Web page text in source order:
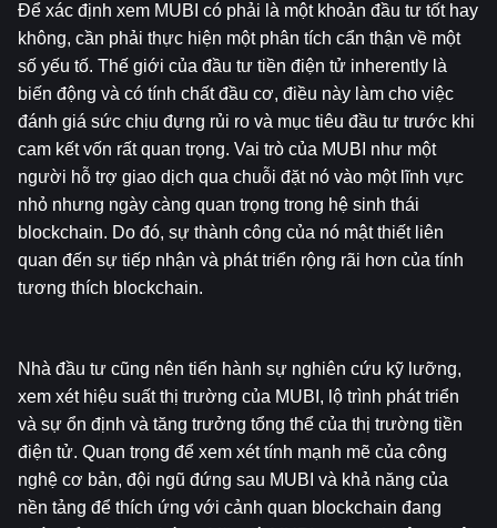
Để xác định xem MUBI có phải là một khoản đầu tư tốt hay
không, cần phải thực hiện một phân tích cẩn thận về một
số yếu tố. Thế giới của đầu tư tiền điện tử inherently là
biến động và có tính chất đầu cơ, điều này làm cho việc
đánh giá sức chịu đựng rủi ro và mục tiêu đầu tư trước khi
cam kết vốn rất quan trọng. Vai trò của MUBI như một
người hỗ trợ giao dịch qua chuỗi đặt nó vào một lĩnh vực
nhỏ nhưng ngày càng quan trọng trong hệ sinh thái
blockchain. Do đó, sự thành công của nó mật thiết liên
quan đến sự tiếp nhận và phát triển rộng rãi hơn của tính
tương thích blockchain.
Nhà đầu tư cũng nên tiến hành sự nghiên cứu kỹ lưỡng,
xem xét hiệu suất thị trường của MUBI, lộ trình phát triển
và sự ổn định và tăng trưởng tổng thể của thị trường tiền
điện tử. Quan trọng để xem xét tính mạnh mẽ của công
nghệ cơ bản, đội ngũ đứng sau MUBI và khả năng của
nền tảng để thích ứng với cảnh quan blockchain đang